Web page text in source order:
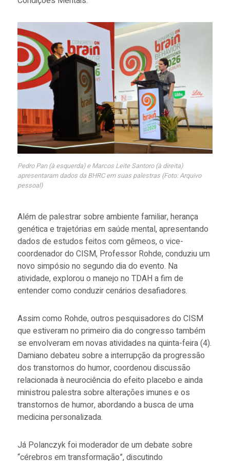
Pedro Pan (à esquerda) e Marcos Leite Santoro (à direita)
apresentaram dados da BHRC em suas palestras (Foto: Arquivo
pessoal)
Além de palestrar sobre ambiente familiar, herança
genética e trajetórias em saúde mental, apresentando
dados de estudos feitos com gêmeos, o vice-
coordenador do CISM, Professor Rohde, conduziu um
novo simpósio no segundo dia do evento. Na
atividade, explorou o manejo no TDAH a fim de
entender como conduzir cenários desafiadores.
Assim como Rohde, outros pesquisadores do CISM
que estiveram no primeiro dia do congresso também
se envolveram em novas atividades na quinta-feira (4).
Damiano debateu sobre a interrupção da progressão
dos transtornos do humor, coordenou discussão
relacionada à neurociência do efeito placebo e ainda
ministrou palestra sobre alterações imunes e os
transtornos de humor, abordando a busca de uma
medicina personalizada.
Já Polanczyk foi moderador de um debate sobre
“cérebros em transformação”, discutindo